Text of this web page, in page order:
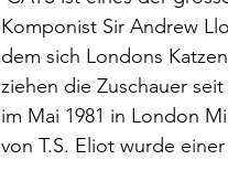
Komponist Sir Andrew
dem sich Londons
ziehen die Zuschauer
im Mai 1981 in London
von T.S. Eliot wurde